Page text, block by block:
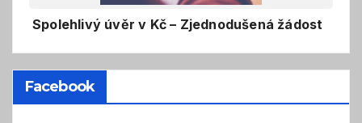
Spolehlivý úvěr v Kč – Zjednodušená žádost
Facebook